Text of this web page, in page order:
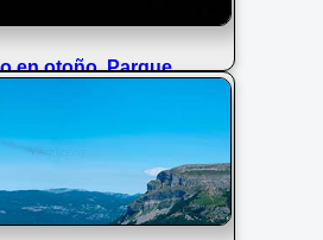
en otoño, Parque
y Monte Perdido,